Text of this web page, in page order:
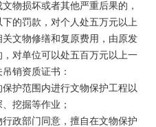
物损坏或者其他严重后果的，
的罚款，对个人处五万元以上
文物修缮和复原费用，由原发
对单位可以处五百万元以上一
销资质证书：
护范围内进行文物保护工程以
挖掘等作业；
政部门同意，擅自在文物保护